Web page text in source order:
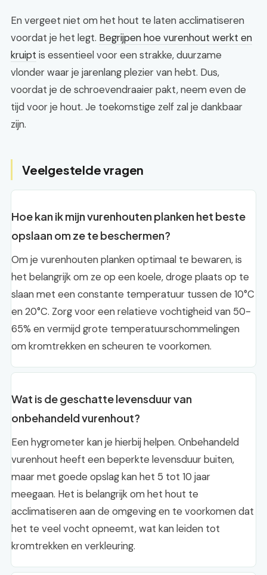
En vergeet niet om het hout te laten acclimatiseren
voordat je het legt. Begrijpen hoe vurenhout werkt en
kruipt is essentieel voor een strakke, duurzame
vlonder waar je jarenlang plezier van hebt. Dus,
voordat je de schroevendraaier pakt, neem even de
tijd voor je hout. Je toekomstige zelf zal je dankbaar
zijn.
Veelgestelde vragen
Hoe kan ik mijn vurenhouten planken het beste
opslaan om ze te beschermen?
Om je vurenhouten planken optimaal te bewaren, is
het belangrijk om ze op een koele, droge plaats op te
slaan met een constante temperatuur tussen de 10°C
en 20°C. Zorg voor een relatieve vochtigheid van 50-
65% en vermijd grote temperatuurschommelingen
om kromtrekken en scheuren te voorkomen.
Wat is de geschatte levensduur van
onbehandeld vurenhout?
Een hygrometer kan je hierbij helpen. Onbehandeld
vurenhout heeft een beperkte levensduur buiten,
maar met goede opslag kan het 5 tot 10 jaar
meegaan. Het is belangrijk om het hout te
acclimatiseren aan de omgeving en te voorkomen dat
het te veel vocht opneemt, wat kan leiden tot
kromtrekken en verkleuring.